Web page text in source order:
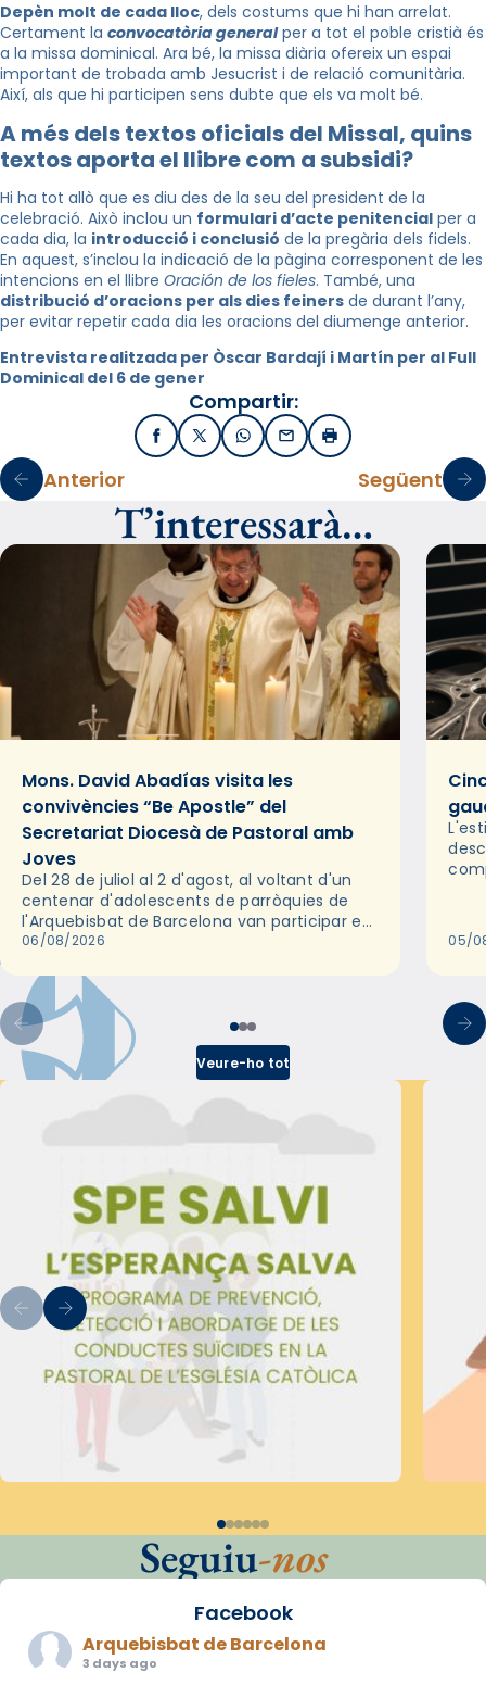
Depèn molt de cada lloc, dels costums que hi han arrelat.
Certament la convocatòria generalper a tot el poble cristià és
a la missa dominical. Ara bé, la missa diària ofereix un espai
important de trobada amb Jesucrist i de relació comunitària.
Així, als que hi participen sens dubte que els va molt bé.
A més dels textos oficials del Missal, quins
textos aporta el llibre com a subsidi?
Hi ha tot allò que es diu des de la seu del president de la
celebració. Això inclou un formulari d’acte penitencial per a
cada dia, la introducció i conclusió de la pregària dels fidels.
En aquest, s’inclou la indicació de la pàgina corresponent de les
intencions en el llibre Oración de los fieles. També, una
distribució d’oracions per als dies feiners de durant l’any,
per evitar repetir cada dia les oracions del diumenge anterior.
Entrevista realitzada per Òscar Bardají i Martín per al Full
Dominical del 6 de gener
Compartir:
FacebookX / TwitterWhatsApp
EmailImprimir
Anterior Següent
T’interessarà…
Mons. David Abadías visita les
convivències “Be Apostle” del
Secretariat Diocesà de Pastoral amb
Joves
Del 28 de juliol al 2 d'agost, al voltant d'un
centenar d'adolescents de parròquies de
l'Arquebisbat de Barcelona van participar en
les convivències Be Apostle, organitzades
06/08/2026 05/
Veure-ho tot
Seguiu-nos
Facebook
Arquebisbat de Barcelona
3 days ago